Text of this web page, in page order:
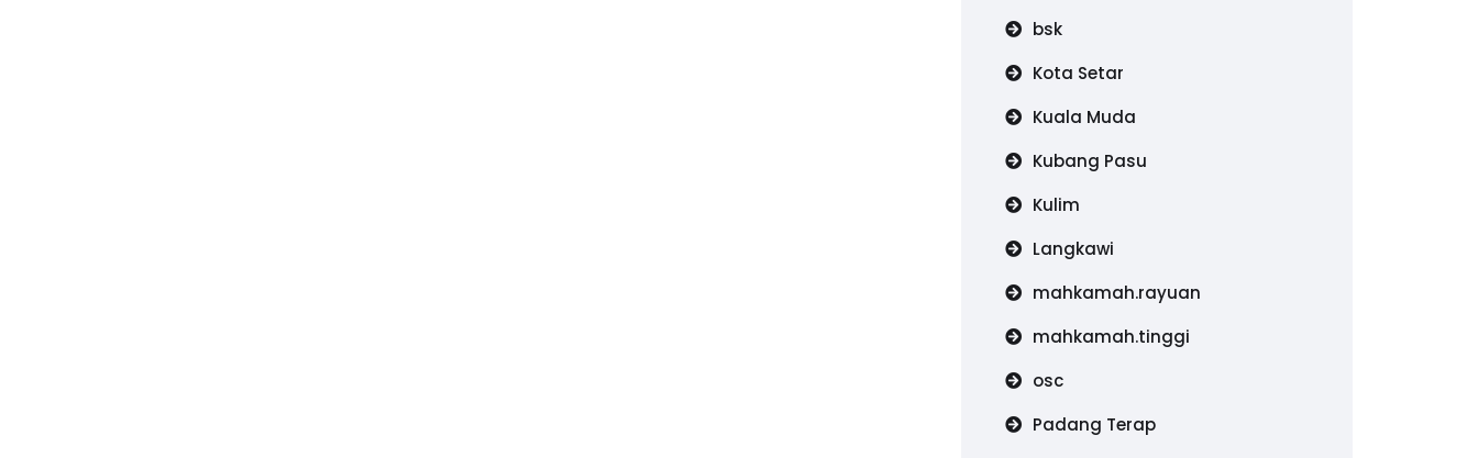
bsk
Kota Setar
Kuala Muda
Kubang Pasu
Kulim
Langkawi
mahkamah.rayuan
mahkamah.tinggi
osc
Padang Terap